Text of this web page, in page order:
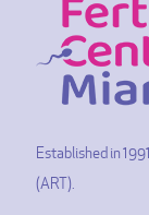
Established in
(ART).